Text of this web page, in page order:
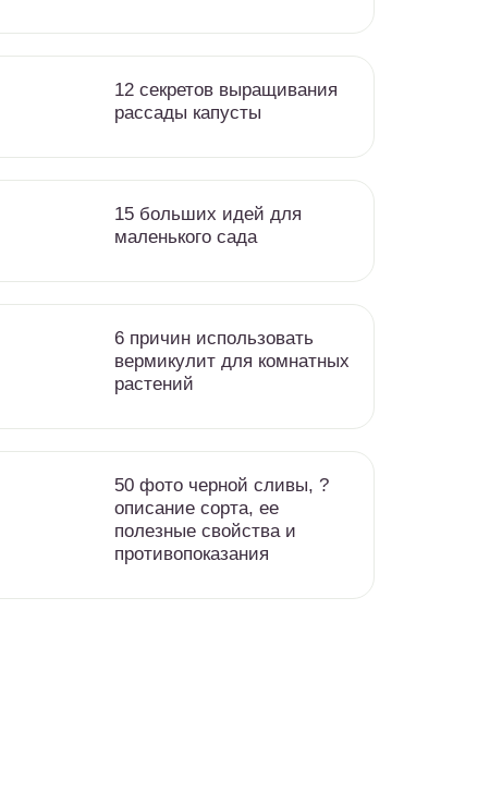
12 секретов выращивания
рассады капусты
15 больших идей для
маленького сада
6 причин использовать
вермикулит для комнатных
растений
50 фото черной сливы, ?
описание сорта, ее
полезные свойства и
противопоказания